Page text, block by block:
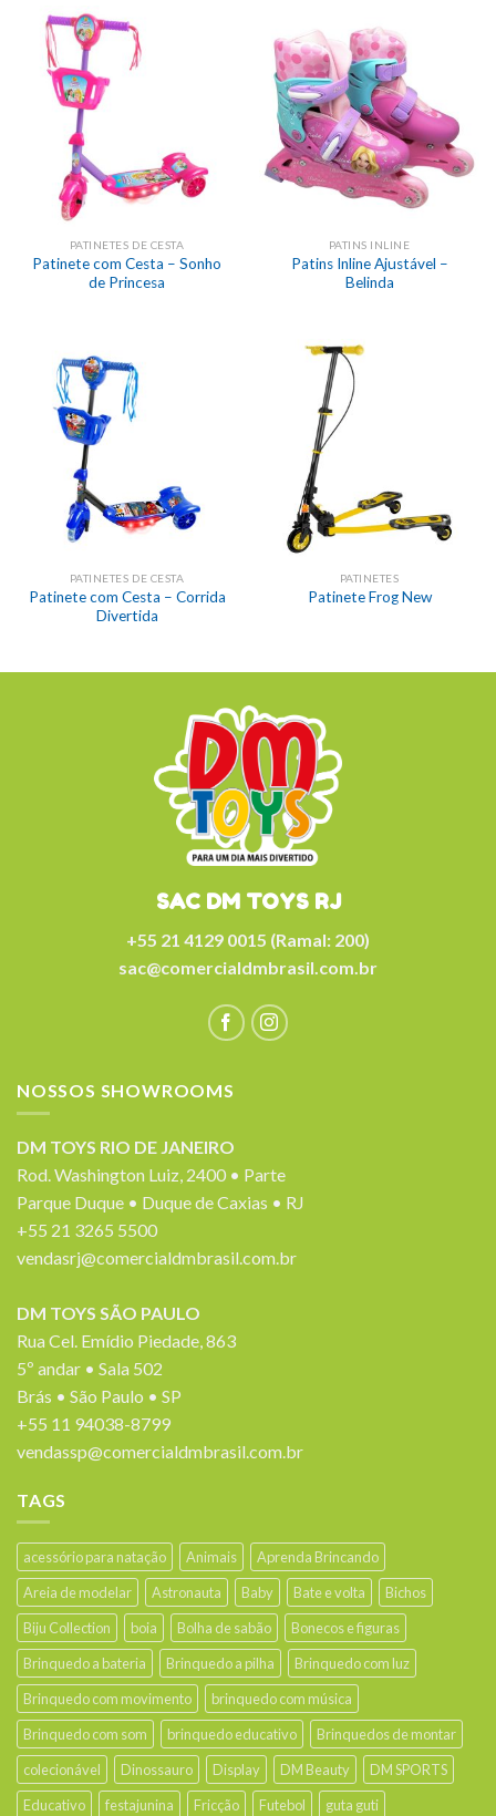
PATINETES DE CESTA
Patinete com Cesta – Sonho
de Princesa
PATINS INLINE
Patins Inline Ajustável –
Belinda
PATINETES DE CESTA
Patinete com Cesta – Corrida
Divertida
PATINETES
Patinete Frog New
SAC DM TOYS RJ
+55 21 4129 0015 (Ramal: 200)
sac@comercialdmbrasil.com.br
NOSSOS SHOWROOMS
DM TOYS RIO DE JANEIRO
Rod. Washington Luiz, 2400 • Parte
Parque Duque • Duque de Caxias • RJ
+55 21 3265 5500
vendasrj@comercialdmbrasil.com.br
DM TOYS SÃO PAULO
Rua Cel. Emídio Piedade, 863
5º andar • Sala 502
Brás • São Paulo • SP
+55 11 94038-8799
vendassp@comercialdmbrasil.com.br
TAGS
acessório para natação Animais
Aprenda Brincando
Areia de modelar
Astronauta Baby Bate e volta
Bichos
Biju Collection
boia Bolha de sabão
Bonecos e figuras
Brinquedo a bateria
Brinquedo a pilha
Brinquedo com luz
Brinquedo com movimento
brinquedo com música
Brinquedo com som
brinquedo educativo
Brinquedos de montar
colecionável
Dinossauro Display DM Beauty
DM SPORTS
Educativo
festajunina Fricção Futebol guta guti